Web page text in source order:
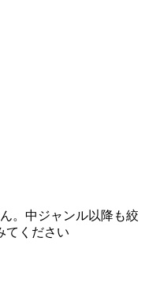
。中ジャンル以降も絞
てください